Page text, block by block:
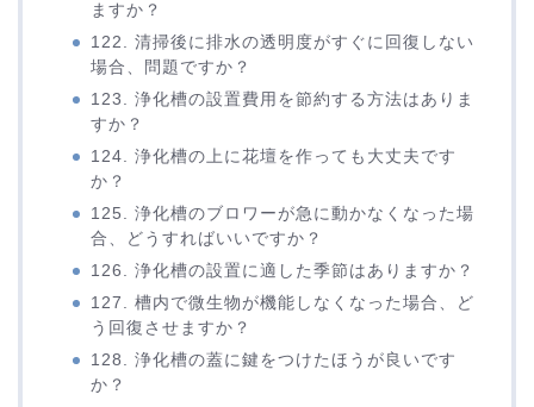
ますか？
122. 清掃後に排水の透明度がすぐに回復しない
場合、問題ですか？
123. 浄化槽の設置費用を節約する方法はありま
すか？
124. 浄化槽の上に花壇を作っても大丈夫です
か？
125. 浄化槽のブロワーが急に動かなくなった場
合、どうすればいいですか？
126. 浄化槽の設置に適した季節はありますか？
127. 槽内で微生物が機能しなくなった場合、ど
う回復させますか？
128. 浄化槽の蓋に鍵をつけたほうが良いです
か？